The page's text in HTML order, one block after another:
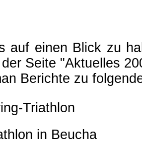
auf einen Blick zu
Seite "Aktuelles
Berichte zu
Triathlon
in Beucha